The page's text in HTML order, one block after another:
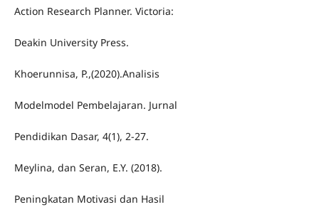
Action Research Planner. Victoria:
Deakin University Press.
Khoerunnisa, P.,(2020).Analisis
Modelmodel Pembelajaran. Jurnal
Pendidikan Dasar, 4(1), 2-27.
Meylina, dan Seran, E.Y. (2018).
Peningkatan Motivasi dan Hasil